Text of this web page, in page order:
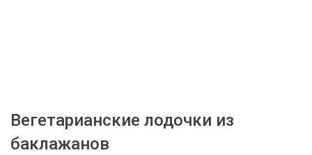
Вегетарианские лодочки из
баклажанов